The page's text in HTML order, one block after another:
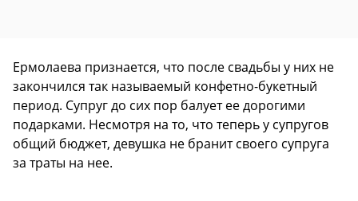
Ермолаева признается, что после свадьбы у них не
закончился так называемый конфетно-букетный
период. Супруг до сих пор балует ее дорогими
подарками. Несмотря на то, что теперь у супругов
общий бюджет, девушка не бранит своего супруга
за траты на нее.